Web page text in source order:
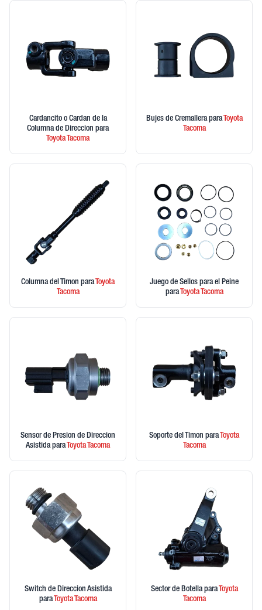
Cardancito o Cardan de la
Columna de Direccion para
ToyotaTacoma
Bujes de Cremallera para Toyota
Tacoma
Columna del Timon para Toyota
Tacoma
Juego de Sellos para el Peine
para ToyotaTacoma
Sensor de Presion de Direccion
Asistida para ToyotaTacoma
Soporte del Timon para Toyota
Tacoma
Switch de Direccion Asistida
para ToyotaTacoma
Sector de Botella para Toyota
Tacoma